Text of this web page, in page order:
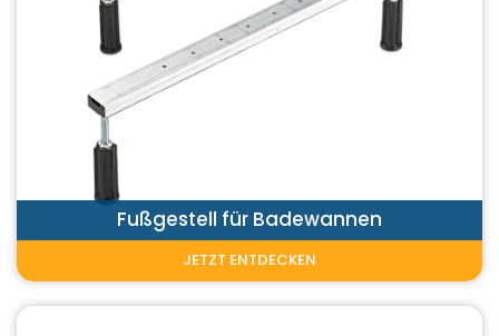
Fußgestell für Badewannen
JETZT ENTDECKEN